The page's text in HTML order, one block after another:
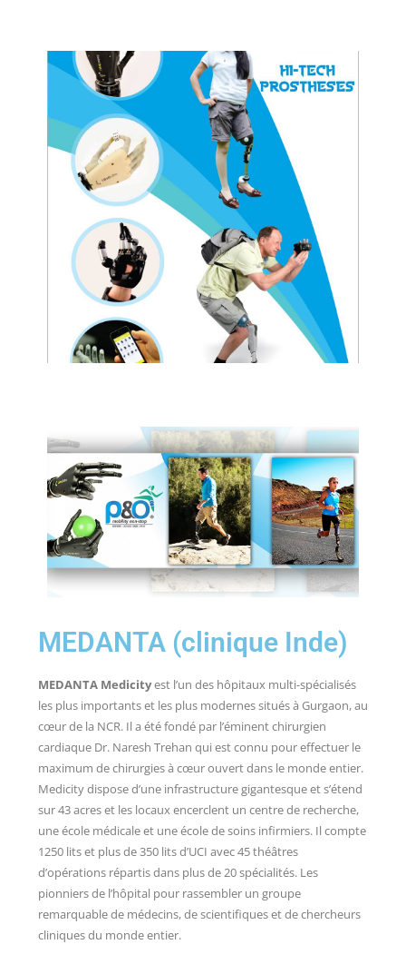
MEDANTA (clinique Inde)
MEDANTA Medicityest l’un des hôpitaux multi-spécialisés
les plus importants et les plus modernes situés à Gurgaon, au
cœur de la NCR. Il a été fondé par l’éminent chirurgien
cardiaque Dr. Naresh Trehan qui est connu pour effectuer le
maximum de chirurgies à cœur ouvert dans le monde entier.
Medicity dispose d’une infrastructure gigantesque et s’étend
sur 43 acres et les locaux encerclent un centre de recherche,
une école médicale et une école de soins infirmiers. Il compte
1250 lits et plus de 350 lits d’UCI avec 45 théâtres
d’opérations répartis dans plus de 20 spécialités. Les
pionniers de l’hôpital pour rassembler un groupe
remarquable de médecins, de scientifiques et de chercheurs
cliniques du monde entier.